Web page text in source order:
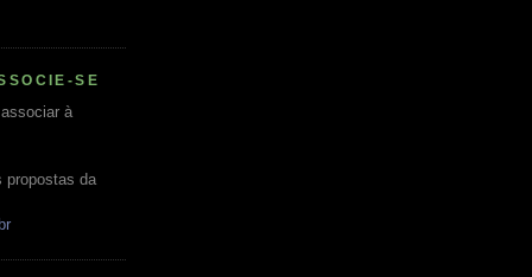
SE
à
propostas da